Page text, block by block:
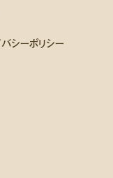
シーポリシー